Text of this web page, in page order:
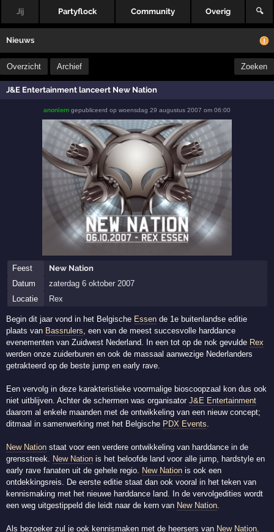
Jij Partyflock Community Overig 🔍
Nieuws
Overzicht Archief Zoeken
J&E Entertainment lanceert New Nation
anoniem gepubliceerd op woensdag 29 augustus 2007 om 06:00
Feest
New Nation
Datum
zaterdag 6 oktober 2007
Locatie
Rex
Begin dit jaar vond in het Belgische Essen de 1e buitenlandse editie
plaats van Bassrulers , een van de meest succesvolle harddance
evenementen van Zuidwest Nederland. In een tot op de nok gevulde Rex
werden onze zuiderburen en ook de massaal aanwezige Nederlanders
getrakteerd op de beste jump en early rave.
Een vervolg in deze karakteristieke voormalige bioscoopzaal kon dus ook
niet uitblijven. Achter de schermen was organisatorJ&E Entertainment
daarom al enkele maanden met de ontwikkeling van een nieuw concept;
ditmaal in samenwerking met het Belgische PDX Events
New Nation staat voor een verdere ontwikkeling van harddance in de
grensstreek.
New Nation is het beloofde land voor alle jump, hardstyle en
early rave fanaten uit de gehele regio.
New Nation is ook een
ontdekkingsreis. De eerste editie staat dan ook vooral in het teken van
kennismaking met het nieuwe harddance land. In de vervolgedities wordt
een weg uitgestippeld die leidt naar de kern van New Nation
Als bezoeker zul je ook kennismaken met de heersers van New Nation